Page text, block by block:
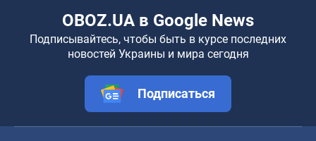
OBOZ.UA в Google News
Подписывайтесь, чтобы быть в курсе последних
новостей Украины и мира сегодня
Подписаться